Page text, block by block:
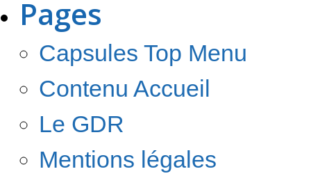
Pages
Capsules Top Menu
Contenu Accueil
Le GDR
Mentions légales